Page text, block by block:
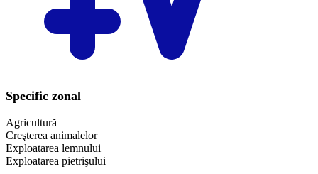
Specific zonal
Agricultură
Creşterea animalelor
Exploatarea lemnului
​Exploatarea pietrişului